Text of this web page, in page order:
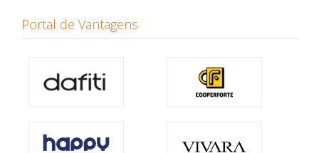
Portal de Vantagens